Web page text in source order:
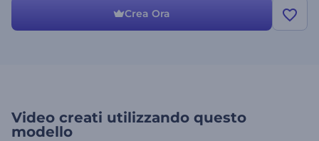
Crea Ora
Video creati utilizzando questo
modello